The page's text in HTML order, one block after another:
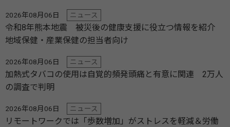
2026年08月06日 ニュース
令和8年熊本地震 被災後の健康支援に役立つ情報を紹介
地域保健・産業保健の担当者向け
2026年08月06日 ニュース
加熱式タバコの使用は自覚的頻発頭痛と有意に関連 2万人
の調査で判明
2026年08月06日 ニュース
リモートワークでは「歩数増加」がストレスを軽減＆労働